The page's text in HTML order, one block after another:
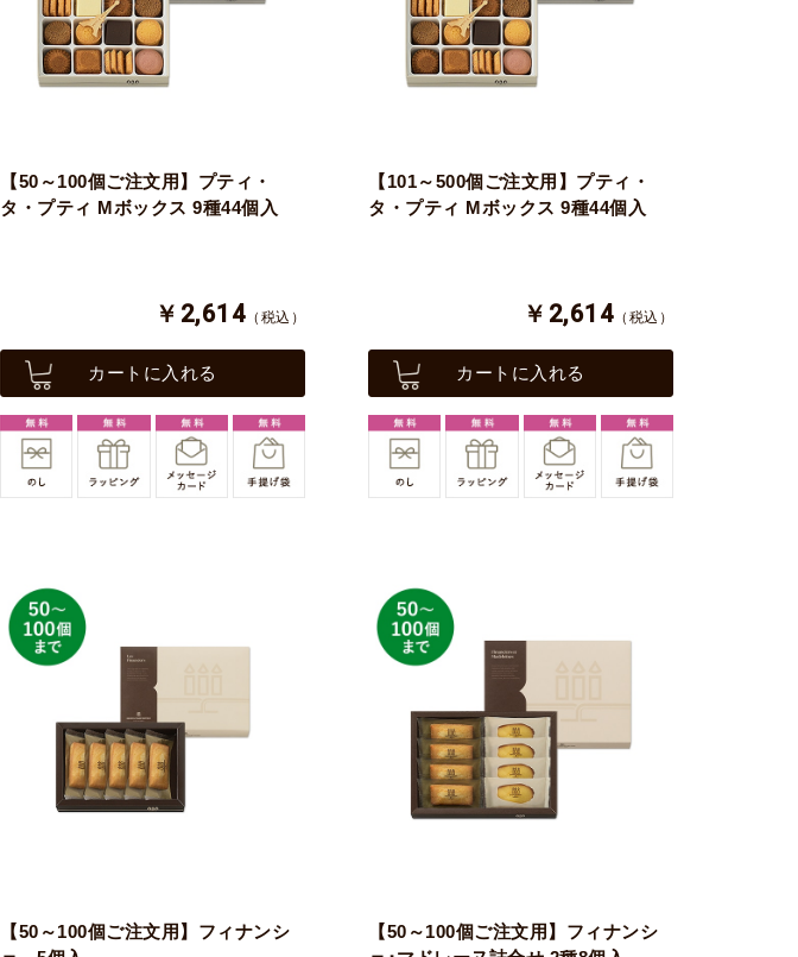
【50～100個ご注文用】プティ・
タ・プティ Mボックス 9種44個入
￥2,614 （税込）
カートに入れる
【101～500個ご注文用】プティ・
タ・プティ Mボックス 9種44個入
￥2,614 （税込）
カートに入れる
【50～100個ご注文用】フィナンシ
【50～100個ご注文用】フィナンシ